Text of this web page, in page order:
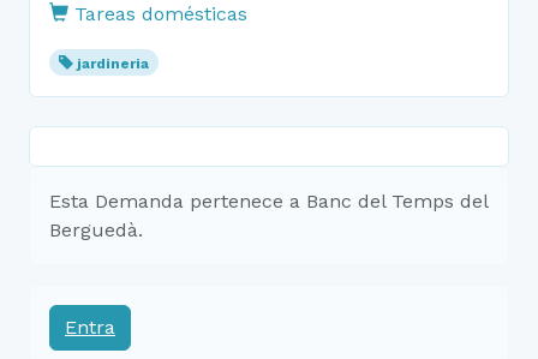
Tareas domésticas
jardineria
Esta Demanda pertenece a Banc del Temps del
Berguedà.
Entra